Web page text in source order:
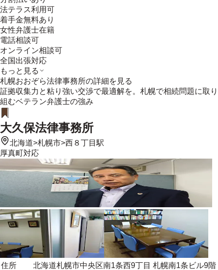
法テラス利用可
着手金無料あり
女性弁護士在籍
電話相談可
オンライン相談可
全国出張対応
もっと見る
札幌おおぞら法律事務所の詳細を見る
証拠収集力と粘り強い交渉で最適解を。札幌で相続問題に取り
組むベテラン弁護士の強み
大久保法律事務所
北海道>札幌市>西８丁目駅
厚真町対応
住所
北海道札幌市中央区南1条西9丁目 札幌南1条ビル9階